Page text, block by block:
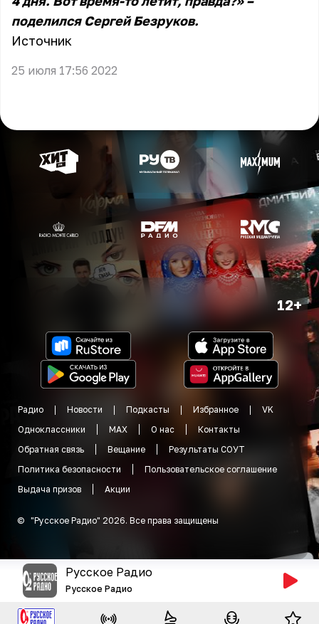
поделился Сергей Безруков.
Источник
25 июля 17:56 2022
12+
Радио Новости Подкасты Избранное
VK
Одноклассники
MAX О нас
Контакты
Обратная связь
Вещание
Результаты СОУТ
Политика безопасности
Пользовательское соглашение
Выдача призов
Акции
© "Русское Радио" 2026. Все права защищены
Русское Радио
Русское Радио